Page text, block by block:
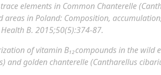
elements in Common Chanterelle
in Poland: Composition,
Health B. 2015;50(5):374-87.
of vitamin B₁₂compounds in the wild
and golden chanterelle (Cantharellus